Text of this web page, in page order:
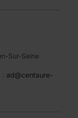
Sur-Seine
: ad@centaure-